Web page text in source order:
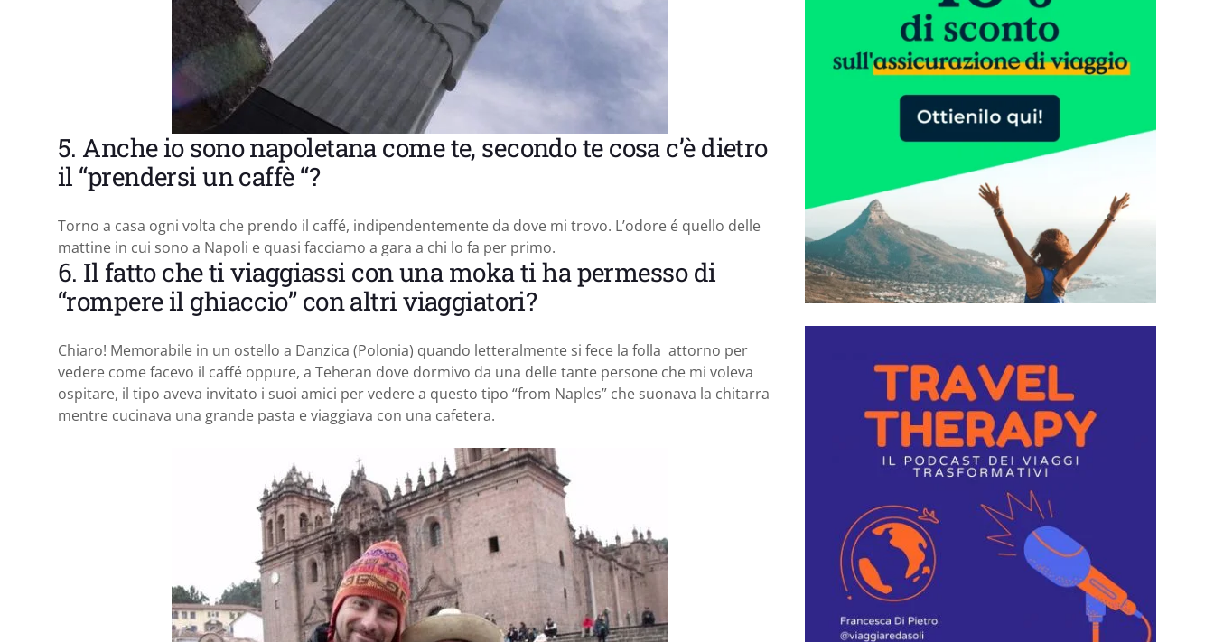
5. Anche io sono napoletana come te, secondo te cosa c’è dietro
il “prendersi un caffè “?
Torno a casa ogni volta che prendo il caffé, indipendentemente da dove mi trovo. L’odore é quello delle
mattine in cui sono a Napoli e quasi facciamo a gara a chi lo fa per primo.
6. Il fatto che ti viaggiassi con una moka ti ha permesso di
“rompere il ghiaccio” con altri viaggiatori?
Chiaro! Memorabile in un ostello a Danzica (Polonia) quando letteralmente si fece la folla attorno per
vedere come facevo il caffé oppure, a Teheran dove dormivo da una delle tante persone che mi voleva
ospitare, il tipo aveva invitato i suoi amici per vedere a questo tipo “from Naples” che suonava la chitarra
mentre cucinava una grande pasta e viaggiava con una cafetera.